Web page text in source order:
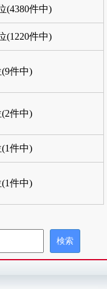
(4380件中)
(1220件中)
件中)
件中)
件中)
件中)